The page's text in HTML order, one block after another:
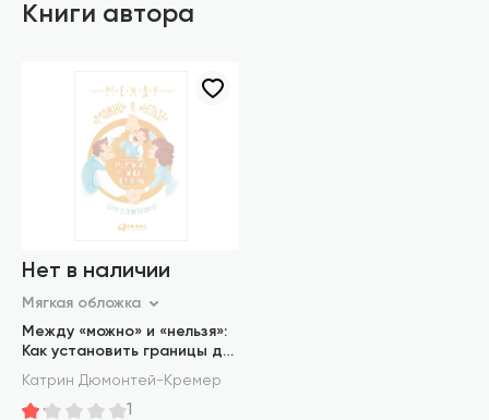
Книги автора
Нет в наличии
Мягкая обложка
Между «можно» и «нельзя»:
Как установить границы для
ребенка
Катрин Дюмонтей-Кремер
1